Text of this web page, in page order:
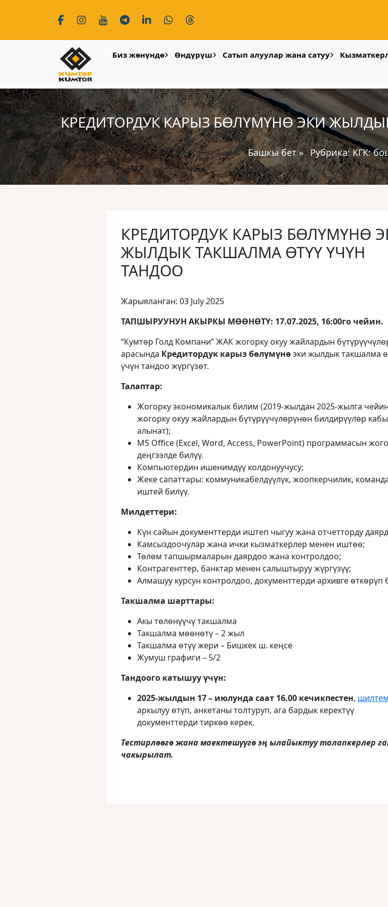
Биз жөнүндө Өндүрүш Сатып алуулар жана сатуу
КРЕДИТОРДУК КАРЫЗ БӨЛҮМҮНӨ ЭКИ
Башкы бет» Рубрика:КГК:
КРЕДИТОРДУК КАРЫЗ БӨЛҮМҮНӨ
ЖЫЛДЫК ТАКШАЛМА ӨТҮҮ ҮЧҮН
ТАНДОО
Жарыяланган: 03 July 2025
ТАПШЫРУУНУН АКЫРКЫ МӨӨНӨТҮ: 17.07.2025, 16:00го чейин.
“Кумтөр Голд Компани” ЖАК жогорку окуу жайлардын
арасында Кредитордук карыз бөлүмүнөэки жылдык такшалма
үчүн тандоо жүргүзөт.
Талаптар:
Жогорку экономикалык билим (2019-жылдан 2025-жылга чейин
жогорку окуу жайлардын бүтүрүүчүлөрүнөн билдирүүлөр
алынат);
MS Office (Excel, Word, Access, PowerPoint) программасын
деңгээлде билүү.
Компьютердин ишенимдүү колдонуучусу;
Жеке сапаттары: коммуникабелдүүлүк, жоопкерчилик,
иштей билүү.
Милдеттери:
Күн сайын документтерди иштеп чыгуу жана отчетторду
Камсыздоочулар жана ички кызматкерлер менен иштөө;
Төлөм тапшырмаларын даярдоо жана контролдоо;
Контрагенттер, банктар менен салыштыруу жүргүзүү;
Алмашуу курсун контролдоо, документтерди архивге өткөрүп
Такшалма шарттары:
Акы төлөнүүчү такшалма
Такшалма мөөнөтү – 2 жыл
Такшалма өтүү жери – Бишкек ш. кеңсе
Жумуш графиги – 5/2
Тандоого катышуу үчүн:
2025-жылдын 17 – июлунда саат 16.00 кечикпестен,
аркылуу өтүп, анкетаны толтуруп, ага бардык керектүү
документтерди тиркөө керек.
Тестирлөөгө жана маектешүүгө эӊ ылайыктуу талапкерлер
чакырылат.